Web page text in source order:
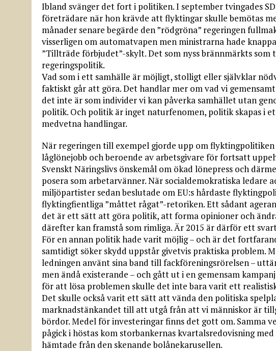
Ibland svänger det fort i politiken. I september tvingades
företrädare när hon krävde att flyktingar skulle bemötas
månader senare begärde den ”rödgröna” regeringen
visserligen om automatvapen men ministrarna hade
”Tillträde förbjudet”-skylt. Det som nyss brännmärkts
regeringspolitik.
Vad som i ett samhälle är möjligt, stolligt eller självklar
faktiskt går att göra. Det handlar mer om vad vi
det inte är som individer vi kan påverka samhället utan
politik. Och politik är inget naturfenomen, politik skapas i
medvetna handlingar.
När regeringen till exempel gjorde upp om
låglönejobb och beroende av arbetsgivare för fortsatt
Svenskt Näringslivs önskemål om ökad lönepress och
posera som arbetarvänner. När socialdemokratiska ledare
miljöpartister sedan beslutade om EU:s hårdaste
flyktingfientliga ”måttet rågat”-retoriken. Ett sådant
det är ett sätt att göra politik, att forma opinioner och
därefter kan framstå som rimliga. Är 2015 är därför ett
För en annan politik hade varit möjlig – och är det
samtidigt söker skydd uppstår givetvis praktiska problem.
ledningen använt sina band till fackföreningsrörelsen –
men ändå existerande – och gått ut i en gemensam
för att lösa problemen skulle det inte bara varit ett
Det skulle också varit ett sätt att vända den politiska
marknadstänkandet till att utgå från att vi människor är
bördor. Medel för investeringar finns det gott om. Samma
pågick i höstas kom storbankernas kvartalsredovisning
hämtade från den skenande bolånekarusellen.